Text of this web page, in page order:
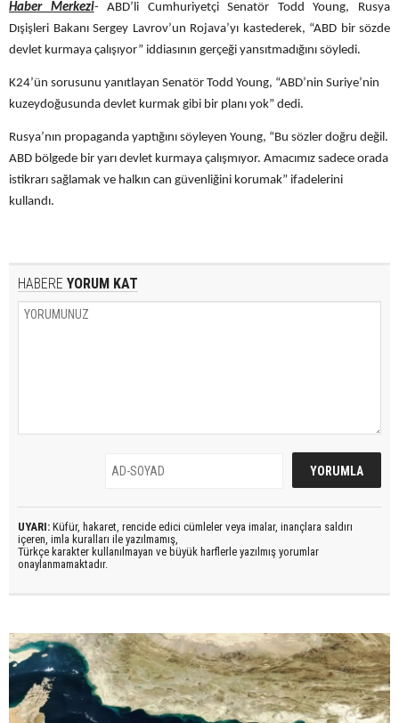
Haber Merkezi- ABD’li Cumhuriyetçi Senatör Todd Young, Rusya
Dışişleri Bakanı Sergey Lavrov’un Rojava’yı kastederek, “ABD bir sözde
devlet kurmaya çalışıyor” iddiasının gerçeği yansıtmadığını söyledi.
K24’ün sorusunu yanıtlayan Senatör Todd Young, “ABD’nin Suriye’nin
kuzeydoğusunda devlet kurmak gibi bir planı yok” dedi.
Rusya’nın propaganda yaptığını söyleyen Young, “Bu sözler doğru değil.
ABD bölgede bir yarı devlet kurmaya çalışmıyor. Amacımız sadece orada
istikrarı sağlamak ve halkın can güvenliğini korumak” ifadelerini
kullandı.
HABERE YORUM KAT
UYARI: Küfür, hakaret, rencide edici cümleler veya imalar, inançlara saldırı
içeren, imla kuralları ile yazılmamış,
Türkçe karakter kullanılmayan ve büyük harflerle yazılmış yorumlar
onaylanmamaktadır.